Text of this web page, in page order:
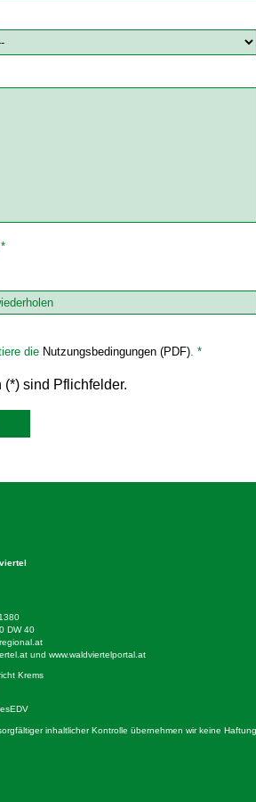
die Nutzungsbedingungen (PDF). *
(*) sind Pflichfelder.
DW 40
und www.waldviertelportal.at
Krems
inhaltlicher Kontrolle übernehmen wir keine